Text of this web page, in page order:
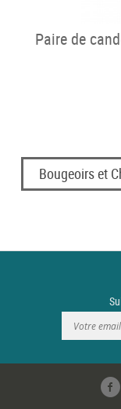
Paire de
Bougeoirs et